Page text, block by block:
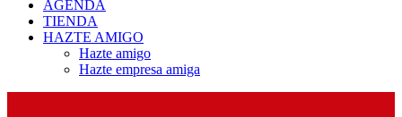
AGENDA
TIENDA
HAZTE AMIGO
Hazte amigo
Hazte empresa amiga